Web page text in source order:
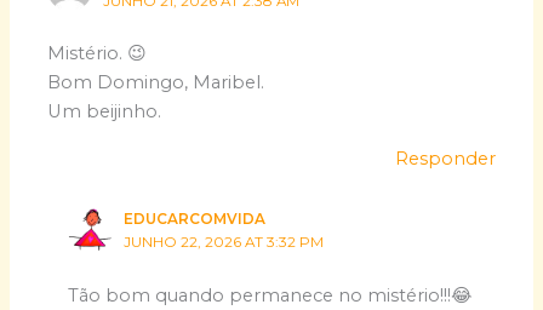
Mistério. 😉
Bom Domingo, Maribel.
Um beijinho.
Responder
EDUCARCOMVIDA
JUNHO 22, 2026 AT 3:32 PM
Tão bom quando permanece no mistério!!!😂